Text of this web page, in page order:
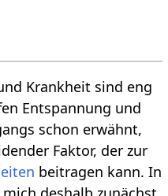
Krankheit sind eng
Entspannung und
schon erwähnt,
Faktor, der zur
beitragen kann. In